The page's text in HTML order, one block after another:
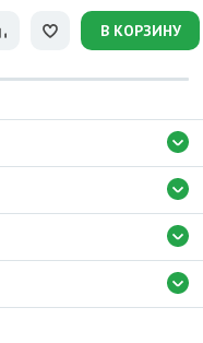
В КОРЗИНУ